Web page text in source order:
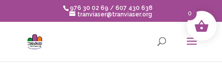
976 30 02 69 / 607 430 638
tranviaser@tranviaser.org
0